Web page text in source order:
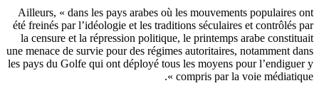
Ailleurs, « dans les pays arabes où les mouvements populaires
été freinés par l’idéologie et les traditions séculaires et contrôlés
la censure et la répression politique, le printemps arabe
une menace de survie pour des régimes autoritaires, notamment
les pays du Golfe qui ont déployé tous les moyens pour
compris par la voie